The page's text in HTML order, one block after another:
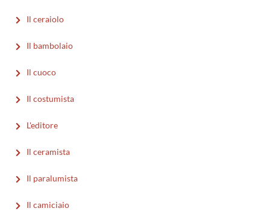
Il ceraiolo
Il bambolaio
Il cuoco
Il costumista
L'editore
Il ceramista
Il paralumista
Il camiciaio